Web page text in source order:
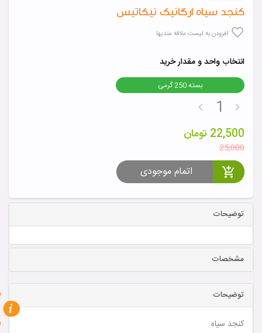
کنجد سیاه ارگانیک نیکاتیس
افزودن به لیست علاقه مندیها
انتخاب واحد و مقدار خرید
بسته 250 گرمی
22,500 تومان
25,000
اتمام موجودی
توضیحات
مشخصات
توضیحات
کنجد سیاه